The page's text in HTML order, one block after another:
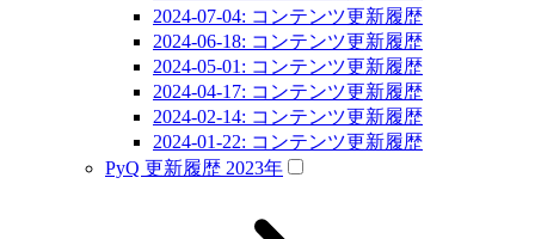
2024-07-04: コンテンツ更新履歴
2024-06-18: コンテンツ更新履歴
2024-05-01: コンテンツ更新履歴
2024-04-17: コンテンツ更新履歴
2024-02-14: コンテンツ更新履歴
2024-01-22: コンテンツ更新履歴
PyQ 更新履歴 2023年